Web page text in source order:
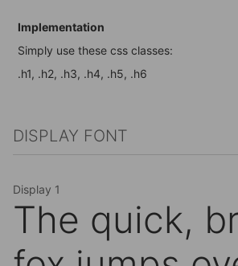
Implementation
Simply use these css classes:
.h1, .h2, .h3, .h4, .h5, .h6
DISPLAY FONT
Display 1
The quick,